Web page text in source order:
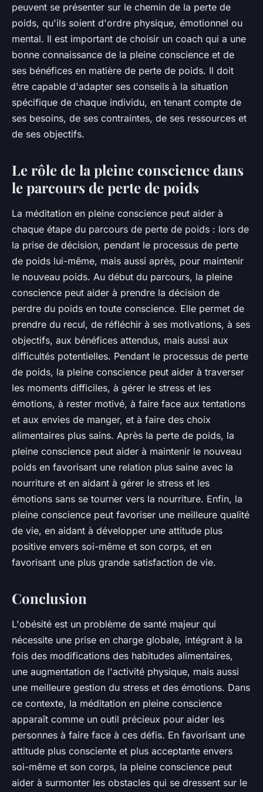
peuvent se présenter sur le chemin de la perte de
poids, qu'ils soient d'ordre physique, émotionnel ou
mental. Il est important de choisir un coach qui a une
bonne connaissance de la pleine conscience et de
ses bénéfices en matière de perte de poids. Il doit
être capable d'adapter ses conseils à la situation
spécifique de chaque individu, en tenant compte de
ses besoins, de ses contraintes, de ses ressources et
de ses objectifs.
Le rôle de la pleine conscience dans
le parcours de perte de poids
La méditation en pleine conscience peut aider à
chaque étape du parcours de perte de poids : lors de
la prise de décision, pendant le processus de perte
de poids lui-même, mais aussi après, pour maintenir
le nouveau poids. Au début du parcours, la pleine
conscience peut aider à prendre la décision de
perdre du poids en toute conscience. Elle permet de
prendre du recul, de réfléchir à ses motivations, à ses
objectifs, aux bénéfices attendus, mais aussi aux
difficultés potentielles. Pendant le processus de perte
de poids, la pleine conscience peut aider à traverser
les moments difficiles, à gérer le stress et les
émotions, à rester motivé, à faire face aux tentations
et aux envies de manger, et à faire des choix
alimentaires plus sains. Après la perte de poids, la
pleine conscience peut aider à maintenir le nouveau
poids en favorisant une relation plus saine avec la
nourriture et en aidant à gérer le stress et les
émotions sans se tourner vers la nourriture. Enfin, la
pleine conscience peut favoriser une meilleure qualité
de vie, en aidant à développer une attitude plus
positive envers soi-même et son corps, et en
favorisant une plus grande satisfaction de vie.
Conclusion
L'obésité est un problème de santé majeur qui
nécessite une prise en charge globale, intégrant à la
fois des modifications des habitudes alimentaires,
une augmentation de l'activité physique, mais aussi
une meilleure gestion du stress et des émotions. Dans
ce contexte, la méditation en pleine conscience
apparaît comme un outil précieux pour aider les
personnes à faire face à ces défis. En favorisant une
attitude plus consciente et plus acceptante envers
soi-même et son corps, la pleine conscience peut
aider à surmonter les obstacles qui se dressent sur le